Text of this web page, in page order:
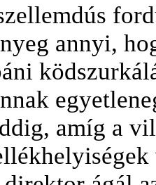
annyi,
amíg a